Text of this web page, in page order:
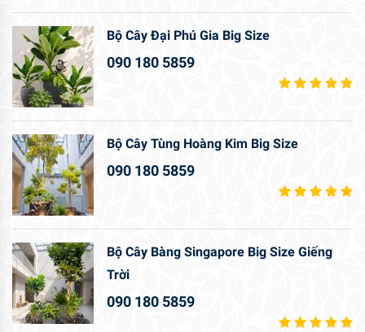
Bộ Cây Đại Phú Gia Big Size
090 180 5859
Bộ Cây Tùng Hoàng Kim Big Size
090 180 5859
Bộ Cây Bàng Singapore Big Size Giếng
Trời
090 180 5859